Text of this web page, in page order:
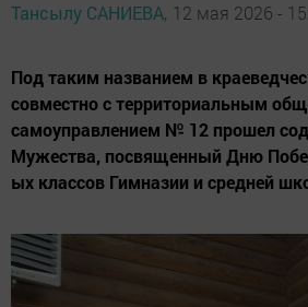
Тансылу САНИЕВА, 12 мая 2026 -
Под таким названием в
совместно с территориальным
самоуправлением № 12 прошел
Мужества, посвященный Дню
ых классов Гимназии и средней